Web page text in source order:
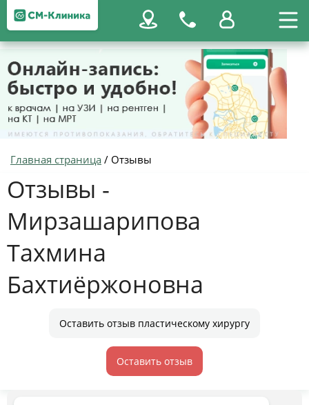
Главная страница / Отзывы
Отзывы -
Мирзашарипова
Тахмина
Бахтиёржоновна
Оставить отзыв пластическому хирургу
Оставить отзыв